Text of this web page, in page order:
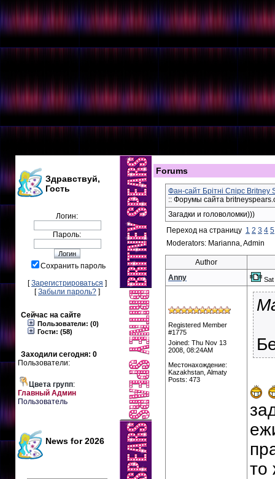
Здравствуй,
Гость
Логин:
Пароль:
Сохранить пароль
[Зарегистрироваться ]
[Забыли пароль? ]
Сейчас на сайте
Пользователи: (0)
Гости: (58)
Заходили сегодня: 0
Пользователи:
Цвета групп:
Главный Админ
Пользователь
News for 2026
Forums
Фан-сайт Брітні Спірс
:: Форумы сайта
Загадки и головоломки)))
Переход на страницу 1 2 3 4 5
Moderators: Marianna, Admin
Author
Anny
Sat
Registered Member
#1775
Joined: Thu Nov 13
2008, 08:24AM
Местонахождение:
Kazakhstan, Almaty
Posts: 473
то